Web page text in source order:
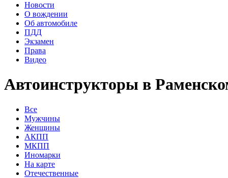
Новости
О вождении
Об автомобиле
ПДД
Экзамен
Права
Видео
Автоинструкторы в
Все
Мужчины
Женщины
АКПП
МКПП
Иномарки
На карте
Отечественные